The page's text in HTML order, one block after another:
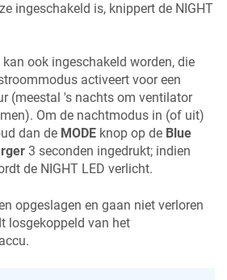
ingeschakeld is, knippert de NIGHT
ook ingeschakeld worden, die
activeert voor een
(meestal 's nachts om ventilator
Om de nachtmodus in (of uit)
dan de MODE knop op de Blue
3 seconden ingedrukt; indien
de NIGHT LED verlicht.
opgeslagen en gaan niet verloren
losgekoppeld van het